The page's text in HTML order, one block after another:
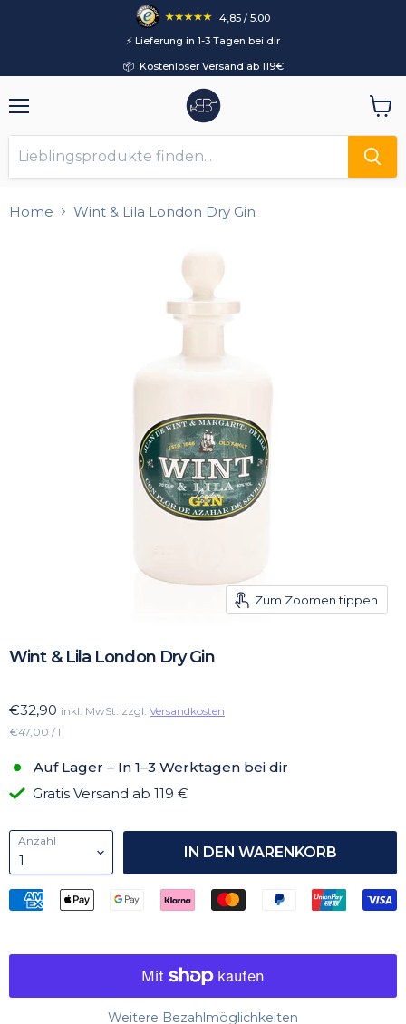
4,85 / 5.00
⚡️ Lieferung in 1-3 Tagen bei dir
📦 Kostenloser Versand ab 119€
Home Wint & Lila London Dry Gin
Zum Zoomen tippen
Wint & Lila London Dry Gin
€32,90 inkl. MwSt. zzgl. Versandkosten
€47,00 / l
Auf Lager – In 1–3 Werktagen bei dir
Gratis Versand ab 119 €
Anzahl
IN DEN WARENKORB
Weitere Bezahlmöglichkeiten